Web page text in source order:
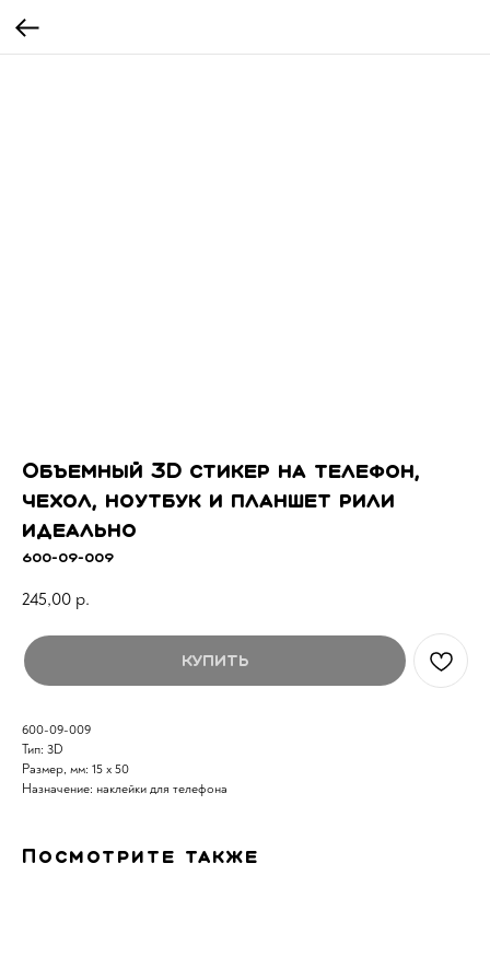
Объемный 3D стикер на телефон,
чехол, ноутбук и планшет рили
идеально
600-09-009
245,00 р.
Купить
600-09-009
Тип: 3D
Размер, мм: 15 х 50
Назначение: наклейки для телефона
Посмотрите также